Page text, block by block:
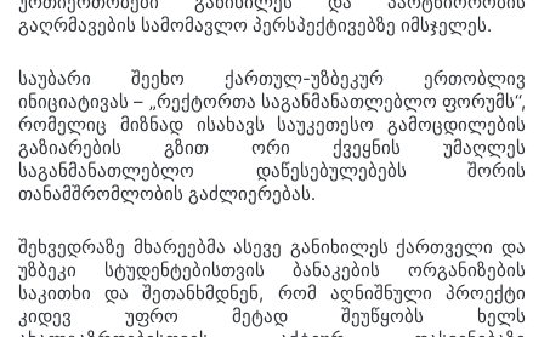
გაღრმავების სამომავლო პერსპექტივებზე იმსჯელეს.
საუბარი შეეხო ქართულ-უზბეკურ ერთობლივ
ინიციატივას – „რექტორთა საგანმანათლებლო ფორუმს‘‘,
რომელიც მიზნად ისახავს საუკეთესო გამოცდილების
გაზიარების გზით ორი ქვეყნის უმაღლეს
საგანმანათლებლო დაწესებულებებს შორის
თანამშრომლობის გაძლიერებას.
შეხვედრაზე მხარეებმა ასევე განიხილეს ქართველი და
უზბეკი სტუდენტებისთვის ბანაკების ორგანიზების
საკითხი და შეთანხმდნენ, რომ აღნიშნული პროექტი
კიდევ უფრო მეტად შეუწყობს ხელს